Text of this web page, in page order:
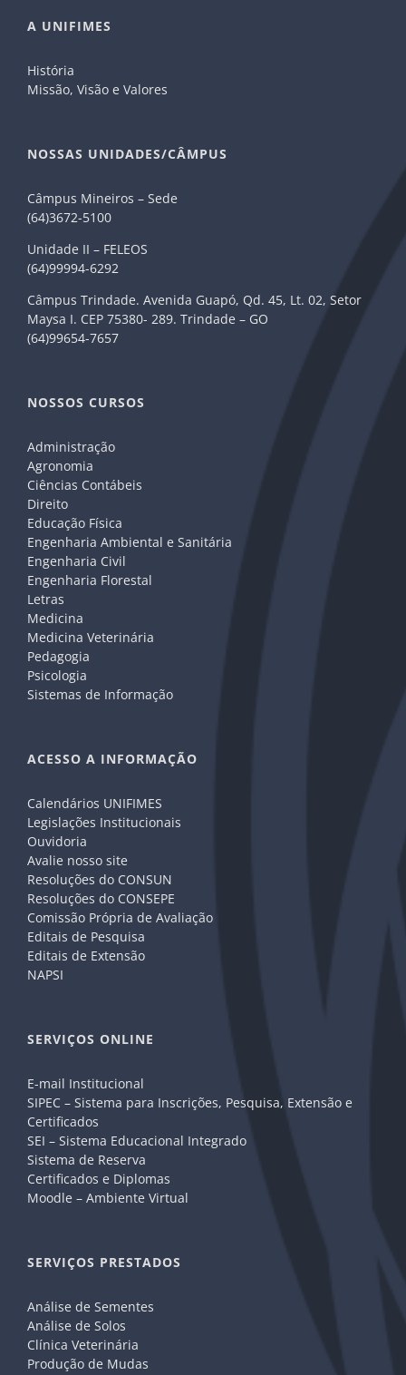
A UNIFIMES
História
Missão, Visão e Valores
NOSSAS UNIDADES/CÂMPUS
Câmpus Mineiros – Sede
(64)3672-5100
Unidade II – FELEOS
(64)99994-6292
Câmpus Trindade. Avenida Guapó, Qd. 45, Lt. 02, Setor
Maysa I. CEP 75380- 289. Trindade – GO
(64)99654-7657
NOSSOS CURSOS
Administração
Agronomia
Ciências Contábeis
Direito
Educação Física
Engenharia Ambiental e Sanitária
Engenharia Civil
Engenharia Florestal
Letras
Medicina
Medicina Veterinária
Pedagogia
Psicologia
Sistemas de Informação
ACESSO A INFORMAÇÃO
Calendários UNIFIMES
Legislações Institucionais
Ouvidoria
Avalie nosso site
Resoluções do CONSUN
Resoluções do CONSEPE
Comissão Própria de Avaliação
Editais de Pesquisa
Editais de Extensão
NAPSI
SERVIÇOS ONLINE
E-mail Institucional
SIPEC – Sistema para Inscrições, Pesquisa, Extensão e
Certificados
SEI – Sistema Educacional Integrado
Sistema de Reserva
Certificados e Diplomas
Moodle – Ambiente Virtual
SERVIÇOS PRESTADOS
Análise de Sementes
Análise de Solos
Clínica Veterinária
Produção de Mudas